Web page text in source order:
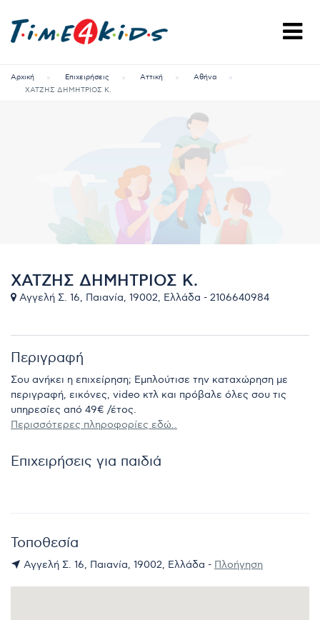
Αρχική Επιχειρήσεις Αττική
Αθήνα
ΧΑΤΖΗΣ ΔΗΜΗΤΡΙΟΣ Κ.
ΧΑΤΖΗΣ ΔΗΜΗΤΡΙΟΣ Κ.
Αγγελή Σ. 16, Παιανία, 19002, Ελλάδα - 2106640984
Περιγραφή
Σου ανήκει η επιχείρηση; Εμπλούτισε την καταχώρηση με
περιγραφή, εικόνες, video κτλ και πρόβαλε όλες σου τις
υπηρεσίες από 49€ /έτος.
Περισσότερες πληροφορίες εδώ..
Επιχειρήσεις για παιδιά
Τοποθεσία
Αγγελή Σ. 16, Παιανία, 19002, Ελλάδα - Πλοήγηση